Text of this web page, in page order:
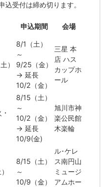
込受付は締め切ります。
申込期間 会場
）
8/1（土）
～
9/25（金）
→ 延長
10/2（金）
三星 本
店 ハス
カップホ
ール
8/15（土）
～
10/2（金）
→ 延長
10/9(金)
旭川市神
楽公民館
木楽輪
8/15（土）
～
10/9（金）
ル･ケレ
ス南円山
ミュージ
アムホー